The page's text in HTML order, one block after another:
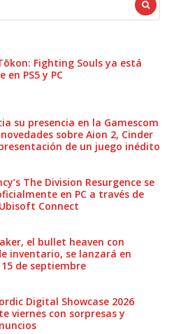
Fighting Souls ya está
en PS5 y PC
su presencia en la Gamescom
sobre Aion 2, Cinder
de un juego inédito
The Division Resurgence se
en PC a través de
Connect
el bullet heaven con
inventario, se lanzará en
de septiembre
Digital Showcase 2026
viernes con sorpresas y